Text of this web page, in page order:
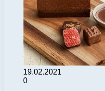
19.02.2021
0